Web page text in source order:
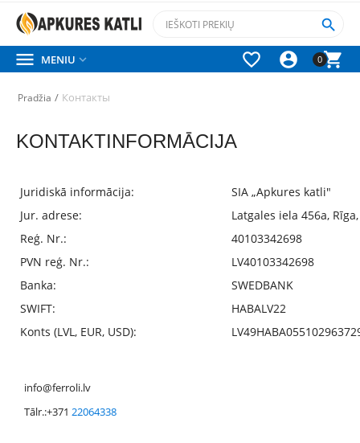
0



 MENIU 
Pradžia / Контакты
KONTAKTINFORMĀCIJA
Juridiskā informācija:
SIA „Apkures katli"
Jur. adrese:
Latgales iela 456a,
Reģ. Nr.:
40103342698
PVN reģ. Nr.:
LV40103342698
Banka:
SWEDBANK
SWIFT:
HABALV22
Konts (LVL, EUR, USD):
info@ferroli.lv
Tālr.:+371 22064338